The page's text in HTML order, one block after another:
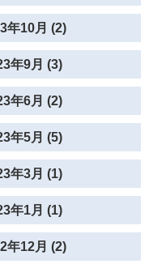
年10月 (2)
年9月 (3)
年6月 (2)
年5月 (5)
年3月 (1)
年1月 (1)
年12月 (2)